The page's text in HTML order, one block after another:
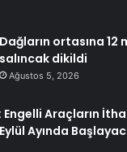
Dağların ortasına 12
salıncak dikildi
Ağustos 5, 2026
Engelli Araçların
Ayında